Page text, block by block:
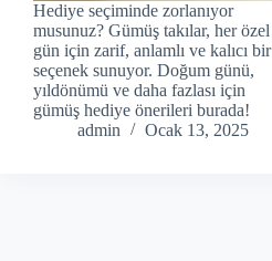
Hediye seçiminde zorlanıyor
musunuz? Gümüş takılar, her özel
gün için zarif, anlamlı ve kalıcı bir
seçenek sunuyor. Doğum günü,
yıldönümü ve daha fazlası için
gümüş hediye önerileri burada!
admin
Ocak 13, 2025